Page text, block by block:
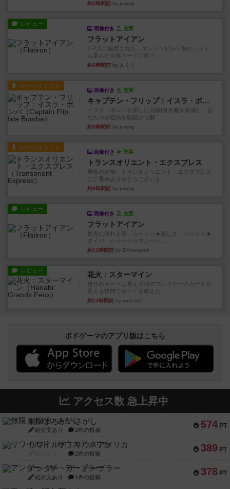
約5時間前 by jurong
レビュー
画像付き 充実
フラットアイアン
1~2人に限定された、エンジンビルド系のシステ
ム選んだ企業ボードに街で...
約6時間前 by あくり
ルール/インスト
画像付き 充実
キャプテン・フリップ：イスラ・ボンバ
イスラ・ボンバを探しに出航!潜水艦を装備し、あ
なたの乗組員を監獄から解...
約9時間前 by jurong
ルール/インスト
画像付き 充実
トランスオリエント・エクスプレス
乗客の皆様、トランスオリエント・エクスプレス
にご乗車ありがとうございま...
約9時間前 by jurong
レビュー
画像付き 充実
フラットアイアン
世界に浸れる度 ☆☆☆☆★楽しさ ☆☆☆☆★
タイパ ☆☆☆☆☆マンハッ...
約11時間前 by DKnewyork
レビュー 花火：スターマイン
自分のカードは見えず他のプレイヤーのカードが
見える状態でカードを教えた...
約12時間前 by mob567
ボドゲーマのアプリ版はこちら
アクセス数 急上昇中
574 PT
無限まちがいさがし
紹介文あり 2件の投稿
389 PT
リワイルド：サウスアメリカ
2件の投稿
378 PT
アンダー・ザ・テーブラー
紹介文あり 1件の投稿